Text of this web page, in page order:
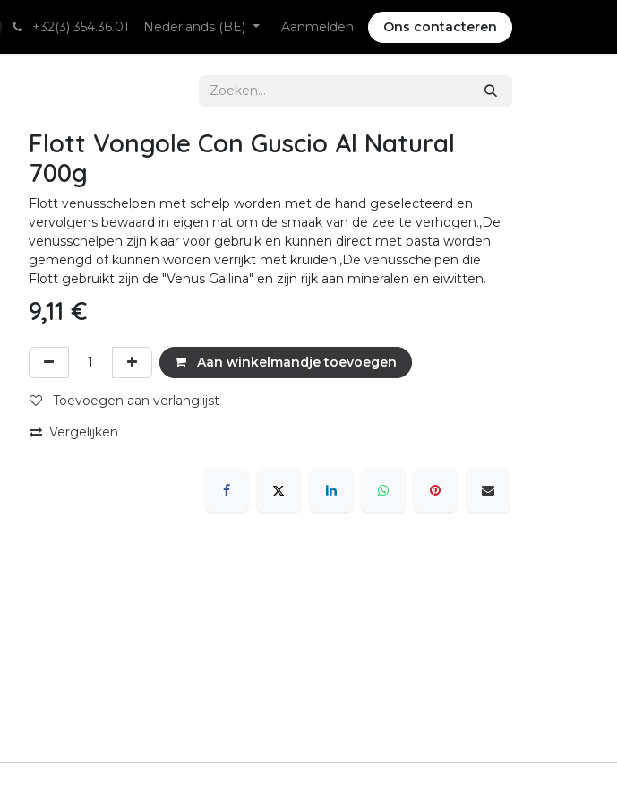
Contact+32(3) 354.36.01 Nederlands (BE) Aanmelden Ons contacteren
Flott Vongole Con Guscio Al Natural
700g
Flott venusschelpen met schelp worden met de hand geselecteerd en
vervolgens bewaard in eigen nat om de smaak van de zee te verhogen.,De
venusschelpen zijn klaar voor gebruik en kunnen direct met pasta worden
gemengd of kunnen worden verrijkt met kruiden.,De venusschelpen die
Flott gebruikt zijn de "Venus Gallina" en zijn rijk aan mineralen en eiwitten.
9,11 €
Aan winkelmandje toevoegen
Toevoegen aan verlanglijst
Vergelijken